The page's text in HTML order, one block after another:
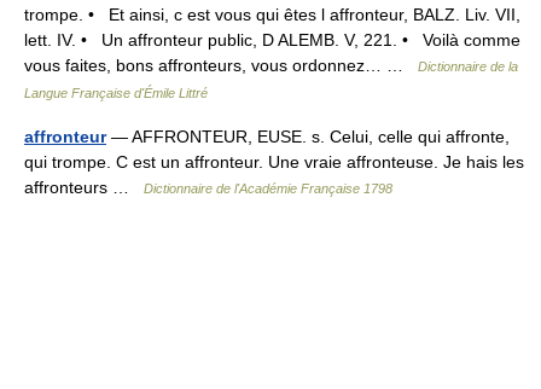
trompe. • Et ainsi, c est vous qui êtes l affronteur, BALZ. Liv. VII,
lett. IV. • Un affronteur public, D ALEMB. V, 221. • Voilà comme
vous faites, bons affronteurs, vous ordonnez… …
Dictionnaire de la
Langue Française d'Émile Littré
affronteur— AFFRONTEUR, EUSE. s. Celui, celle qui affronte,
qui trompe. C est un affronteur. Une vraie affronteuse. Je hais les
affronteurs …
Dictionnaire de l'Académie Française 1798